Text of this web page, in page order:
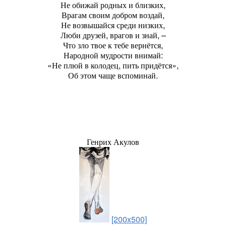
Не обижай родных и близких,
Врагам своим добром воздай,
Не возвышайся среди низких,
Люби друзей, врагов и знай, –
Что зло твое к тебе вернётся,
Народной мудрости внимай:
«Не плюй в колодец, пить придётся»,
Об этом чаще вспоминай.
Генрих Акулов
[200x500]